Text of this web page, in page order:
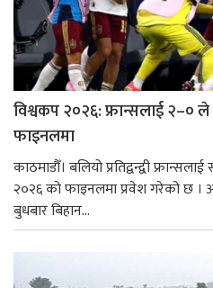
विश्वकप २०२६: फ्रान्सलाई २–० ले
फाइनलमा
काठमाडौँ। बलियो प्रतिद्वन्द्वी
२०२६ को फाइनलमा प्रवेश गरेको छ ।
बुधबार बिहान...